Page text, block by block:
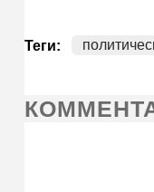
Теги: